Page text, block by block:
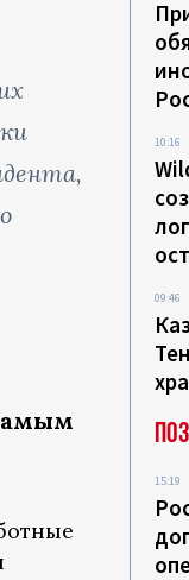
10:16
09:46
15:19